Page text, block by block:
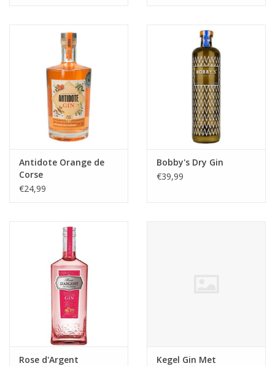
Antidote Orange de
Corse
€24,99
Bobby's Dry Gin
€39,99
Rose d'Argent
Kegel Gin Met